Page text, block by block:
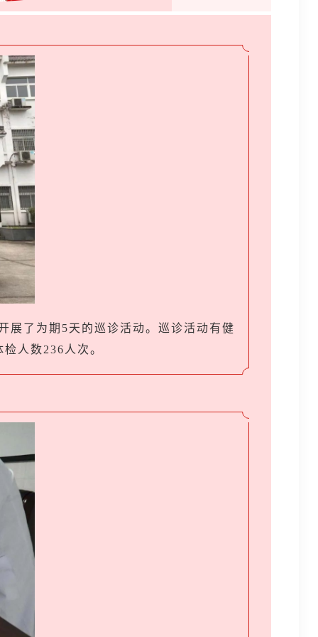
展了为期5天的巡诊活动。巡诊活动有健
人数236人次。